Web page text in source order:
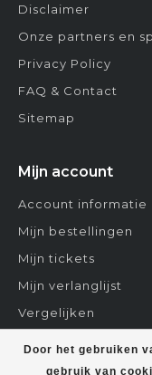
Door het gebruiken
gebruik van
Disclaimer
Onze partners en
Privacy Policy
FAQ & Contact
Sitemap
Mijn account
Account informatie
Mijn bestellingen
Mijn tickets
Mijn verlanglijst
Vergelijken